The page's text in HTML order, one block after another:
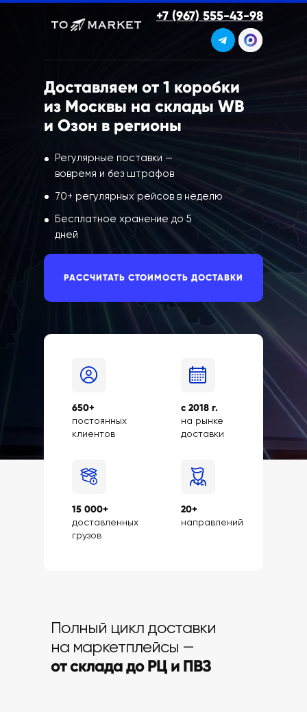
Доставляем от 1 коробки
из Москвы на склады WB
и Озон в регионы
РАССЧИТАТЬ СТОИМОСТЬ ДОСТАВКИ
Регулярные поставки —
вовремя и без штрафов
70+ регулярных рейсов в неделю
Бесплатное хранение до 5
дней
+7 (967) 555-43-98
650+
постоянных
клиентов
с 2018 г.
на рынке
доставки
15 000+
доставленных
грузов
20+
направлений
Полный цикл доставки
на маркетплейсы —
от склада до РЦ и ПВЗ